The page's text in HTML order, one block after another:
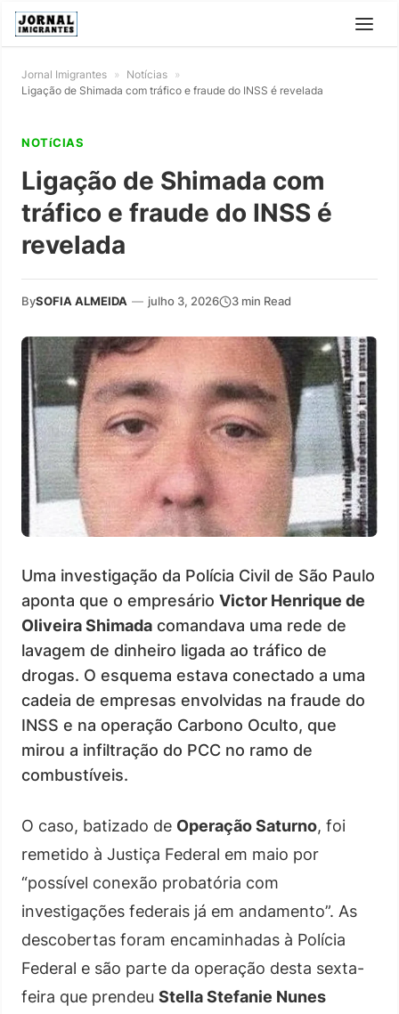
Jornal Imigrantes » Notícias »
Ligação de Shimada com tráfico e fraude do INSS é revelada
NOTíCIAS
Ligação de Shimada com
tráfico e fraude do INSS é
revelada
BySOFIA ALMEIDA — julho 3, 2026 3 min Read
Uma investigação da Polícia Civil de São Paulo
aponta que o empresário Victor Henrique de
Oliveira Shimada comandava uma rede de
lavagem de dinheiro ligada ao tráfico de
drogas. O esquema estava conectado a uma
cadeia de empresas envolvidas na fraude do
INSS e na operação Carbono Oculto, que
mirou a infiltração do PCC no ramo de
combustíveis.
O caso, batizado de Operação Saturno, foi
remetido à Justiça Federal em maio por
“possível conexão probatória com
investigações federais já em andamento”. As
descobertas foram encaminhadas à Polícia
Federal e são parte da operação desta sexta-
feira que prendeu Stella Stefanie Nunes